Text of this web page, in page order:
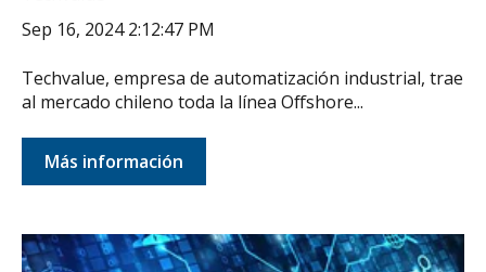
Sep 16, 2024 2:12:47 PM
Techvalue, empresa de automatización industrial, trae
al mercado chileno toda la línea Offshore...
Más información